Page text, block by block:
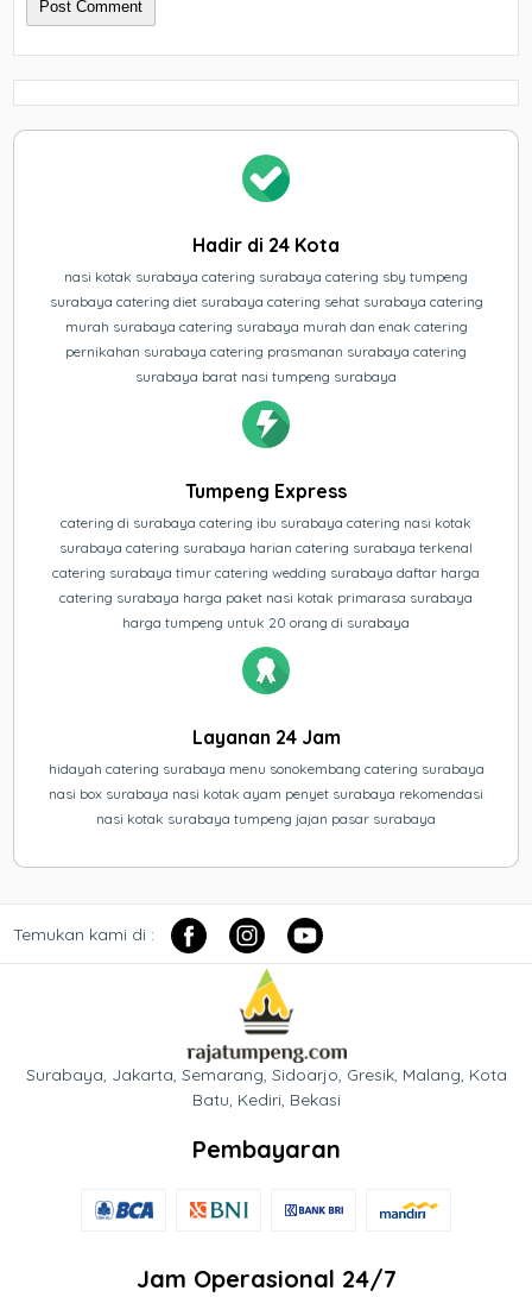
Hadir di 24 Kota
nasi kotak surabaya catering surabaya catering sby tumpeng
surabaya catering diet surabaya catering sehat surabaya catering
murah surabaya catering surabaya murah dan enak catering
pernikahan surabaya catering prasmanan surabaya catering
surabaya barat nasi tumpeng surabaya
Tumpeng Express
catering di surabaya catering ibu surabaya catering nasi kotak
surabaya catering surabaya harian catering surabaya terkenal
catering surabaya timur catering wedding surabaya daftar harga
catering surabaya harga paket nasi kotak primarasa surabaya
harga tumpeng untuk 20 orang di surabaya
Layanan 24 Jam
hidayah catering surabaya menu sonokembang catering surabaya
nasi box surabaya nasi kotak ayam penyet surabaya rekomendasi
nasi kotak surabaya tumpeng jajan pasar surabaya
Temukan kami di :
Surabaya, Jakarta, Semarang, Sidoarjo, Gresik, Malang, Kota
Batu, Kediri, Bekasi
Pembayaran
Jam Operasional 24/7